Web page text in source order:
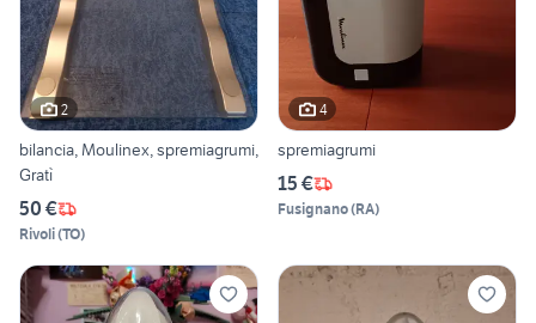
2
bilancia, Moulinex, spremiagrumi,
Gratì
50 €
Rivoli(TO)
4
spremiagrumi
15 €
Fusignano(RA)